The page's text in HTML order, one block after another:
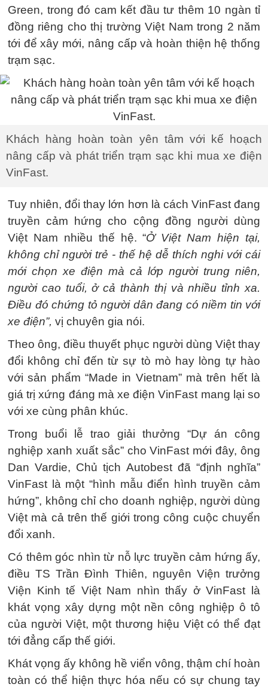
Green, trong đó cam kết đầu tư thêm 10 ngàn tỉ
đồng riêng cho thị trường Việt Nam trong 2 năm
tới để xây mới, nâng cấp và hoàn thiện hệ thống
trạm sạc.
Khách hàng hoàn toàn yên tâm với kế hoạch
nâng cấp và phát triển trạm sạc khi mua xe điện
VinFast.
Tuy nhiên, đổi thay lớn hơn là cách VinFast đang
truyền cảm hứng cho cộng đồng người dùng
Việt Nam nhiều thế hệ. “Ở Việt Nam hiện tại,
không chỉ người trẻ - thế hệ dễ thích nghi với cái
mới chọn xe điện mà cả lớp người trung niên,
người cao tuổi, ở cả thành thị và nhiều tỉnh xa.
Điều đó chứng tỏ người dân đang có niềm tin với
xe điện”, vị chuyên gia nói.
Theo ông, điều thuyết phục người dùng Việt thay
đổi không chỉ đến từ sự tò mò hay lòng tự hào
với sản phẩm “Made in Vietnam” mà trên hết là
giá trị xứng đáng mà xe điện VinFast mang lại so
với xe cùng phân khúc.
Trong buổi lễ trao giải thưởng “Dự án công
nghiệp xanh xuất sắc” cho VinFast mới đây, ông
Dan Vardie, Chủ tịch Autobest đã “định nghĩa”
VinFast là một “hình mẫu điển hình truyền cảm
hứng”, không chỉ cho doanh nghiệp, người dùng
Việt mà cả trên thế giới trong công cuộc chuyển
đổi xanh.
Có thêm góc nhìn từ nỗ lực truyền cảm hứng ấy,
điều TS Trần Đình Thiên, nguyên Viện trưởng
Viện Kinh tế Việt Nam nhìn thấy ở VinFast là
khát vọng xây dựng một nền công nghiệp ô tô
của người Việt, một thương hiệu Việt có thể đạt
tới đẳng cấp thế giới.
Khát vọng ấy không hề viển vông, thậm chí hoàn
toàn có thể hiện thực hóa nếu có sự chung tay